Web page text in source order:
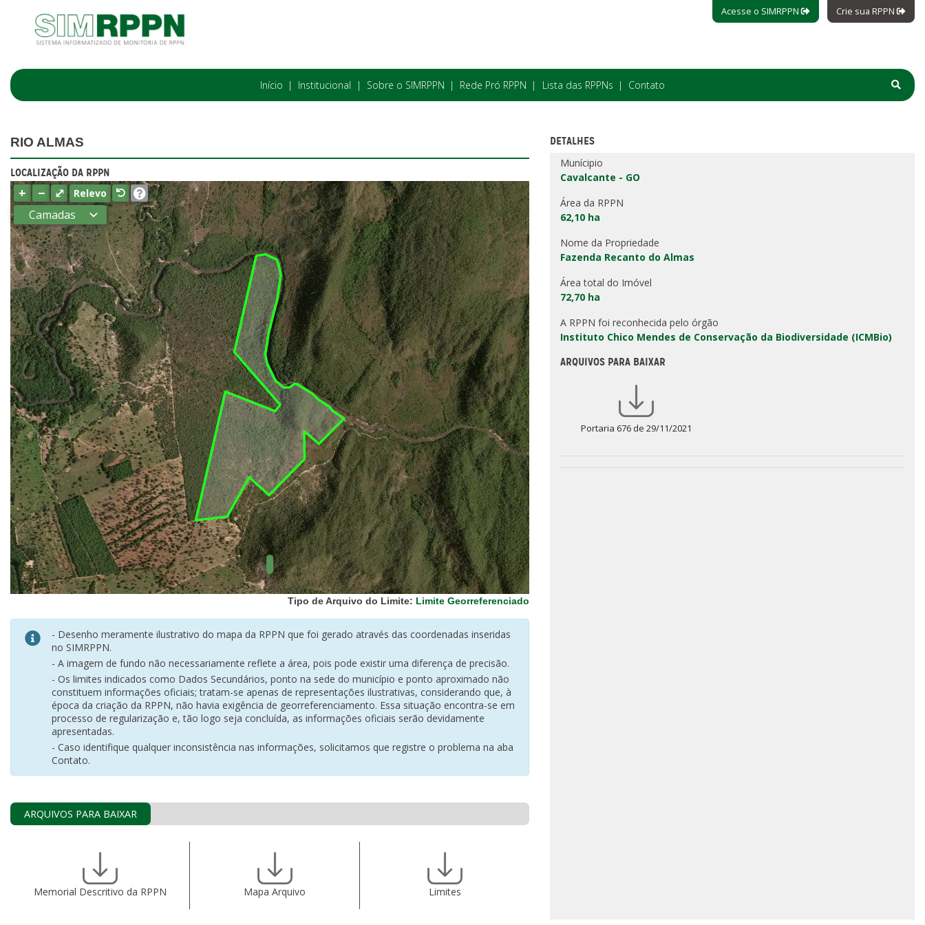
Acesse o SIMRPPN Crie sua RPPN
Início Institucional Sobre o SIMRPPN Rede Pró RPPN Lista das RPPNs Contato
RIO ALMAS
LOCALIZAÇÃO DA RPPN
+ − ⤢ Relevo
Camadas
Estados
Municípios
Terras
indígenas
(FUNAI)
UC Federal
UC Estaduais
UC
Municipais
Hidrografia
1:1.000.000
(ANA)
Biomas
(IBGE)
Vegetação
(IBGE)
Rodovias
(IBGE)
Relevo
(IBGE)
Tipo de Arquivo do Limite: Limite Georreferenciado
- Desenho meramente ilustrativo do mapa da RPPN que foi gerado através das coordenadas inseridas
no SIMRPPN.
- A imagem de fundo não necessariamente reflete a área, pois pode existir uma diferença de precisão.
- Os limites indicados como Dados Secundários, ponto na sede do município e ponto aproximado não
constituem informações oficiais; tratam-se apenas de representações ilustrativas, considerando que, à
época da criação da RPPN, não havia exigência de georreferenciamento. Essa situação encontra-se em
processo de regularização e, tão logo seja concluída, as informações oficiais serão devidamente
apresentadas.
- Caso identifique qualquer inconsistência nas informações, solicitamos que registre o problema na aba
Contato.
ARQUIVOS PARA BAIXAR
Memorial Descritivo da RPPN Mapa Arquivo Limites
DETALHES
Munícipio
Cavalcante - GO
Área da RPPN
62,10 ha
Nome da Propriedade
Fazenda Recanto do Almas
Área total do Imóvel
72,70 ha
A RPPN foi reconhecida pelo órgão
Instituto Chico Mendes de Conservação da Biodiversidade (ICMBio)
ARQUIVOS PARA BAIXAR
Portaria 676 de 29/11/2021